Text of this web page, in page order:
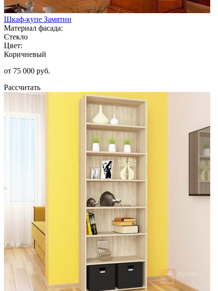
Шкаф-купе Замятин
Материал фасада:
Стекло
Цвет:
Коричневый
от 75 000 руб.
Рассчитать